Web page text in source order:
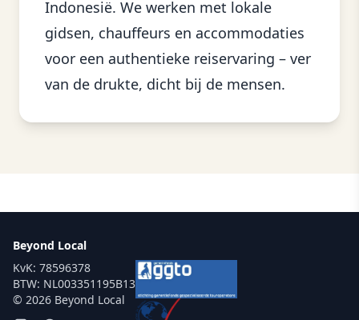
Indonesië. We werken met lokale
gidsen, chauffeurs en accommodaties
voor een authentieke reiservaring – ver
van de drukte, dicht bij de mensen.
Beyond Local
KvK: 78596378
BTW: NL003351195B13
© 2026 Beyond Local